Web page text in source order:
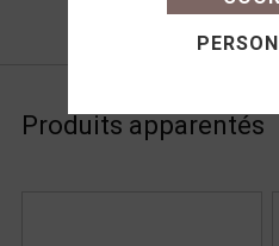
Produits apparentés